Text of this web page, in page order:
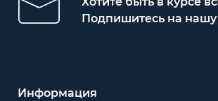
Подпишитесь на
Информация